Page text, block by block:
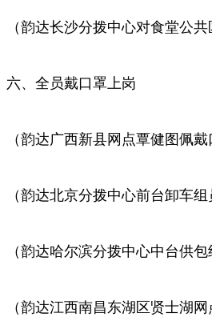
（韵达长沙分拨中心对食堂公共
六、全员戴口罩上岗
（韵达广西新县网点覃健图佩戴
（韵达北京分拨中心前台卸车组
（韵达哈尔滨分拨中心中台供包
（韵达江西南昌东湖区贤士湖